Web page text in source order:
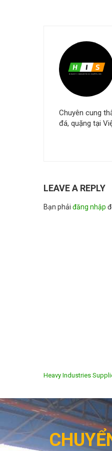
Chuyên cung
đá, quặng tại
LEAVE A REPLY
Bạn phải đăng nhập
Heavy Industries